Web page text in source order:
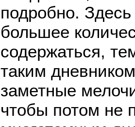
подробно.
большее
содержаться,
таким
заметные
чтобы потом не